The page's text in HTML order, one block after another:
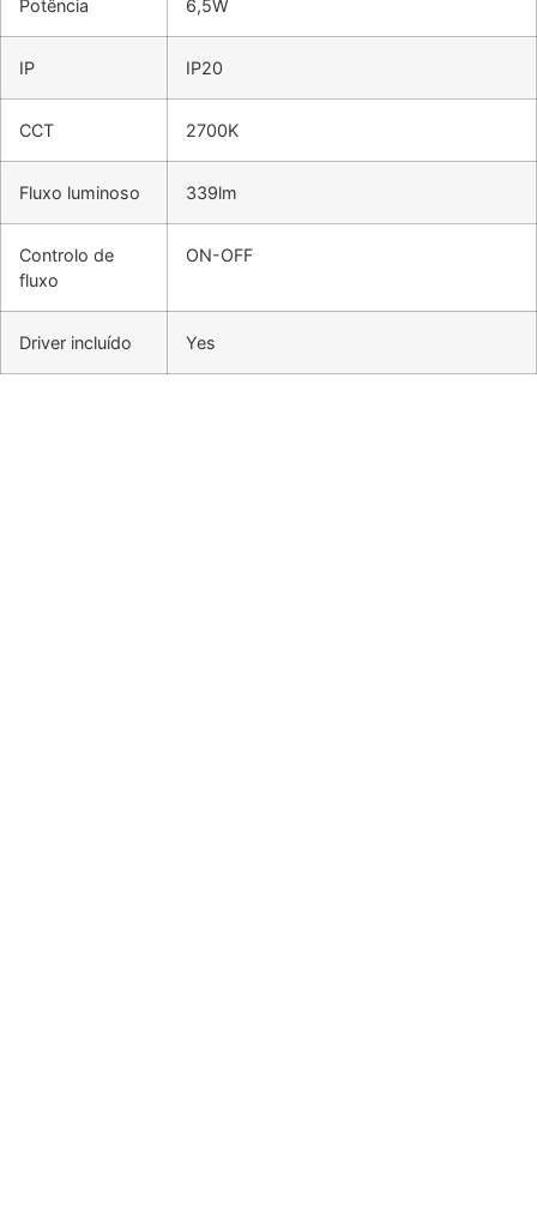
Potência 6,5W
IP IP20
CCT 2700K
Fluxo luminoso 339lm
Controlo de
fluxo
ON-OFF
Driver incluído Yes